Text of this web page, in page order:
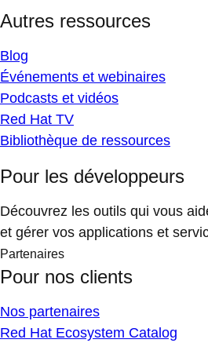
Autres ressources
Blog
Événements et webinaires
Podcasts et vidéos
Red Hat TV
Bibliothèque de ressources
Pour les développeurs
Découvrez les outils qui vous
et gérer vos applications et
Partenaires
Pour nos clients
Nos partenaires
Red Hat Ecosystem Catalog